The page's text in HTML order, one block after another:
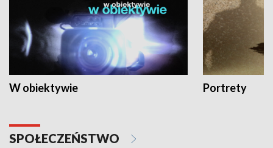
W obiektywie Portrety
SPOŁECZEŃSTWO